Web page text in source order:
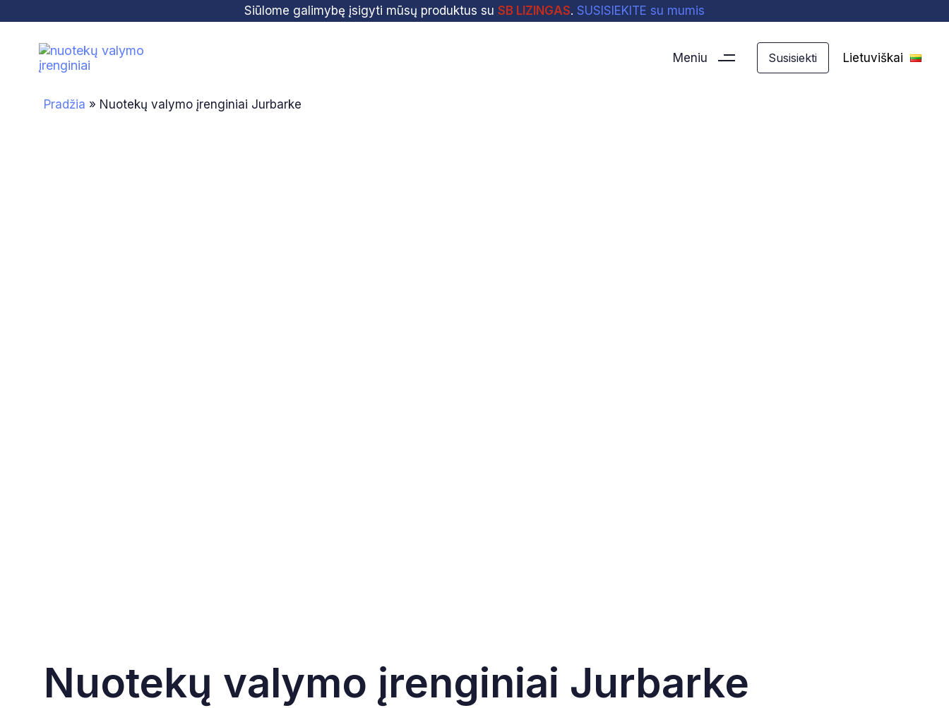
primary
navigation
Skip
Siūlome galimybę įsigyti mūsų produktus su SB LIZINGAS. SUSISIEKITE su mumis
Meniu Susisiekti Lietuviškai
Pradžia » Nuotekų valymo įrenginiai Jurbarke
Nuotekų valymo įrenginiai Jurbarke